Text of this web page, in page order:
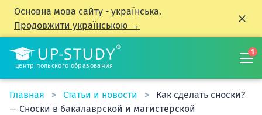
Основна мова сайту - українська.
Продовжити українською →
центр польского образования
1
Главная Статьи и новости
Как сделать сноски?
— Сноски в бакалаврской и магистерской